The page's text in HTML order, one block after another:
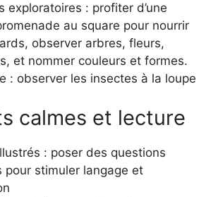
exploratoires : profiter d’une
au square pour nourrir
observer arbres, fleurs,
et nommer couleurs et formes.
: observer les insectes à la loupe
calmes et lecture
: poser des questions
pour stimuler langage et